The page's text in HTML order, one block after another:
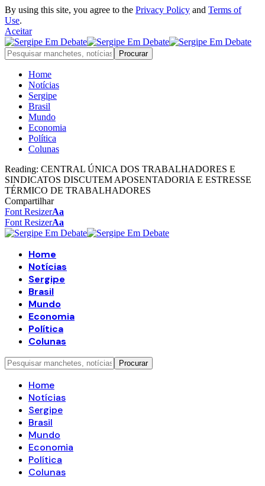
By using this site, you agree to the Privacy Policy and Terms of
Use.
Aceitar
Home
Notícias
Sergipe
Brasil
Mundo
Economia
Política
Colunas
Reading: CENTRAL ÚNICA DOS TRABALHADORES E
SINDICATOS DISCUTEM APOSENTADORIA E ESTRESSE
TÉRMICO DE TRABALHADORES
Compartilhar
Font ResizerAa
Font ResizerAa
Home
Notícias
Sergipe
Brasil
Mundo
Economia
Política
Colunas
Home
Notícias
Sergipe
Brasil
Mundo
Economia
Política
Colunas